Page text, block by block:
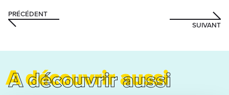
PRÉCÉDENT
SUIVANT
A découvrir aussi
A découvrir aussi